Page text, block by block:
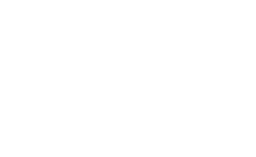
que perfila el Sevilla FC para